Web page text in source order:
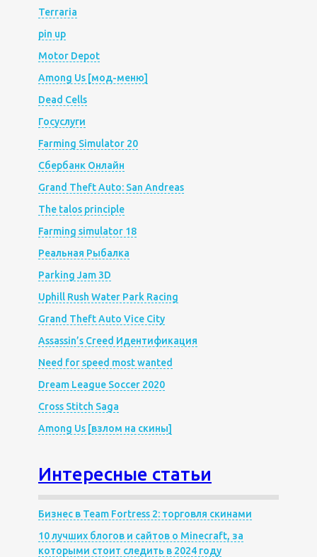
Terraria
pin up
Motor Depot
Among Us [мод-меню]
Dead Cells
Госуслуги
Farming Simulator 20
Сбербанк Онлайн
Grand Theft Auto: San Andreas
The talos principle
Farming simulator 18
Реальная Рыбалка
Parking Jam 3D
Uphill Rush Water Park Racing
Grand Theft Auto Vice City
Assassin’s Creed Идентификация
Need for speed most wanted
Dream League Soccer 2020
Cross Stitch Saga
Among Us [взлом на скины]
Интересные статьи
Бизнес в Team Fortress 2: торговля скинами
10 лучших блогов и сайтов о Minecraft, за
которыми стоит следить в 2024 году